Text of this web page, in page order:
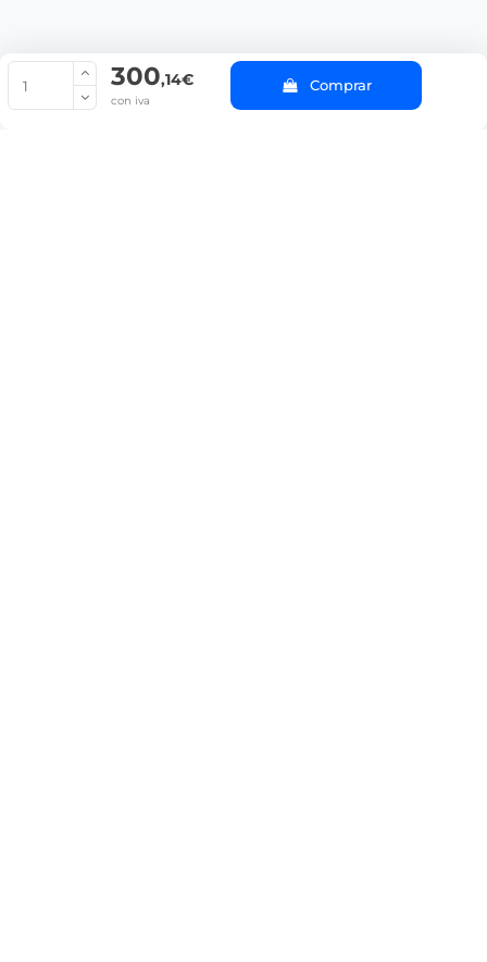
300,14€
con iva
Comprar
© Copyright 2022 PepeBar.com |
Aviso legal y
Condiciones generales de compra |